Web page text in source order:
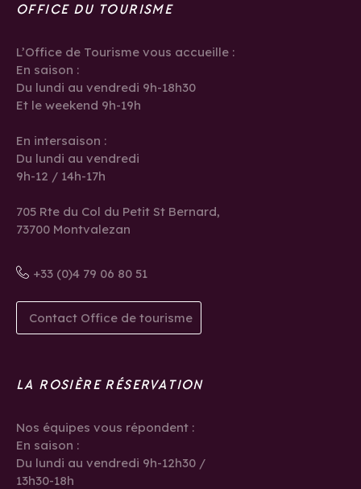
OFFICE DU TOURISME
L’Office de Tourisme vous accueille :
En saison :
Du lundi au vendredi 9h-18h30
Et le weekend 9h-19h
En intersaison :
Du lundi au vendredi
9h-12 / 14h-17h
705 Rte du Col du Petit St Bernard,
73700 Montvalezan
+33 (0)4 79 06 80 51
Contact Office de tourisme
LA ROSIÈRE RÉSERVATION
Nos équipes vous répondent :
En saison :
Du lundi au vendredi 9h-12h30 /
13h30-18h